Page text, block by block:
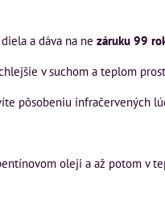
a dáva na ne záruku 99
v suchom a teplom
pôsobeniu infračervených
oleji a až potom v